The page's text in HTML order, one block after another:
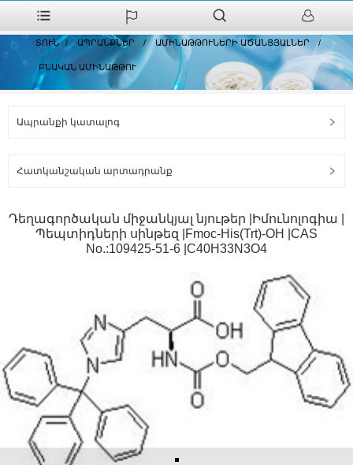
ՏՈՒՆ ԱՊՐԱՆՔՆԵՐ ԱՄԻՆԱԹԹՈՒՆԵՐԻ ԱԾԱՆՑՅԱԼՆԵՐ
ԲՆԱԿԱՆ ԱՄԻՆԱԹԹՈՒ
Ապրանքի կատալոգ
Հատկանշական արտադրանք
Դեղագործական միջանկյալ նյութեր |Իմունոլոգիա |
Պեպտիդների սինթեզ |Fmoc-His(Trt)-OH |CAS
No.:109425-51-6 |C40H33N3O4